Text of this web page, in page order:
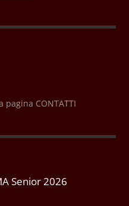
pagina CONTATTI
Senior 2026